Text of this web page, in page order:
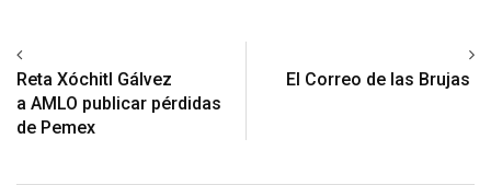
Reta Xóchitl Gálvez
a AMLO publicar pérdidas
de Pemex
El Correo de las Brujas